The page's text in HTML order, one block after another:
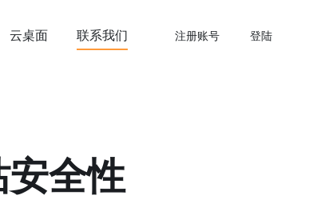
云桌面 联系我们 注册账号 登陆
全性